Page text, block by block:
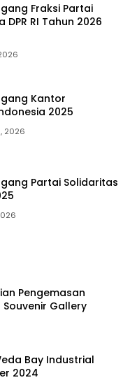
Fraksi Partai
RI Tahun 2026
Kantor
2025
2026
Partai Solidaritas
Pengemasan
Gallery
Bay Industrial
2024